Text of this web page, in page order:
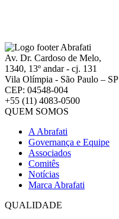
Av. Dr. Cardoso de Melo,
1340, 13º andar - cj. 131
Vila Olímpia - São Paulo – SP
CEP: 04548-004
+55 (11) 4083-0500
QUEM SOMOS
A Abrafati
Governança e Equipe
Associados
Comitês
Notícias
Marca Abrafati
QUALIDADE